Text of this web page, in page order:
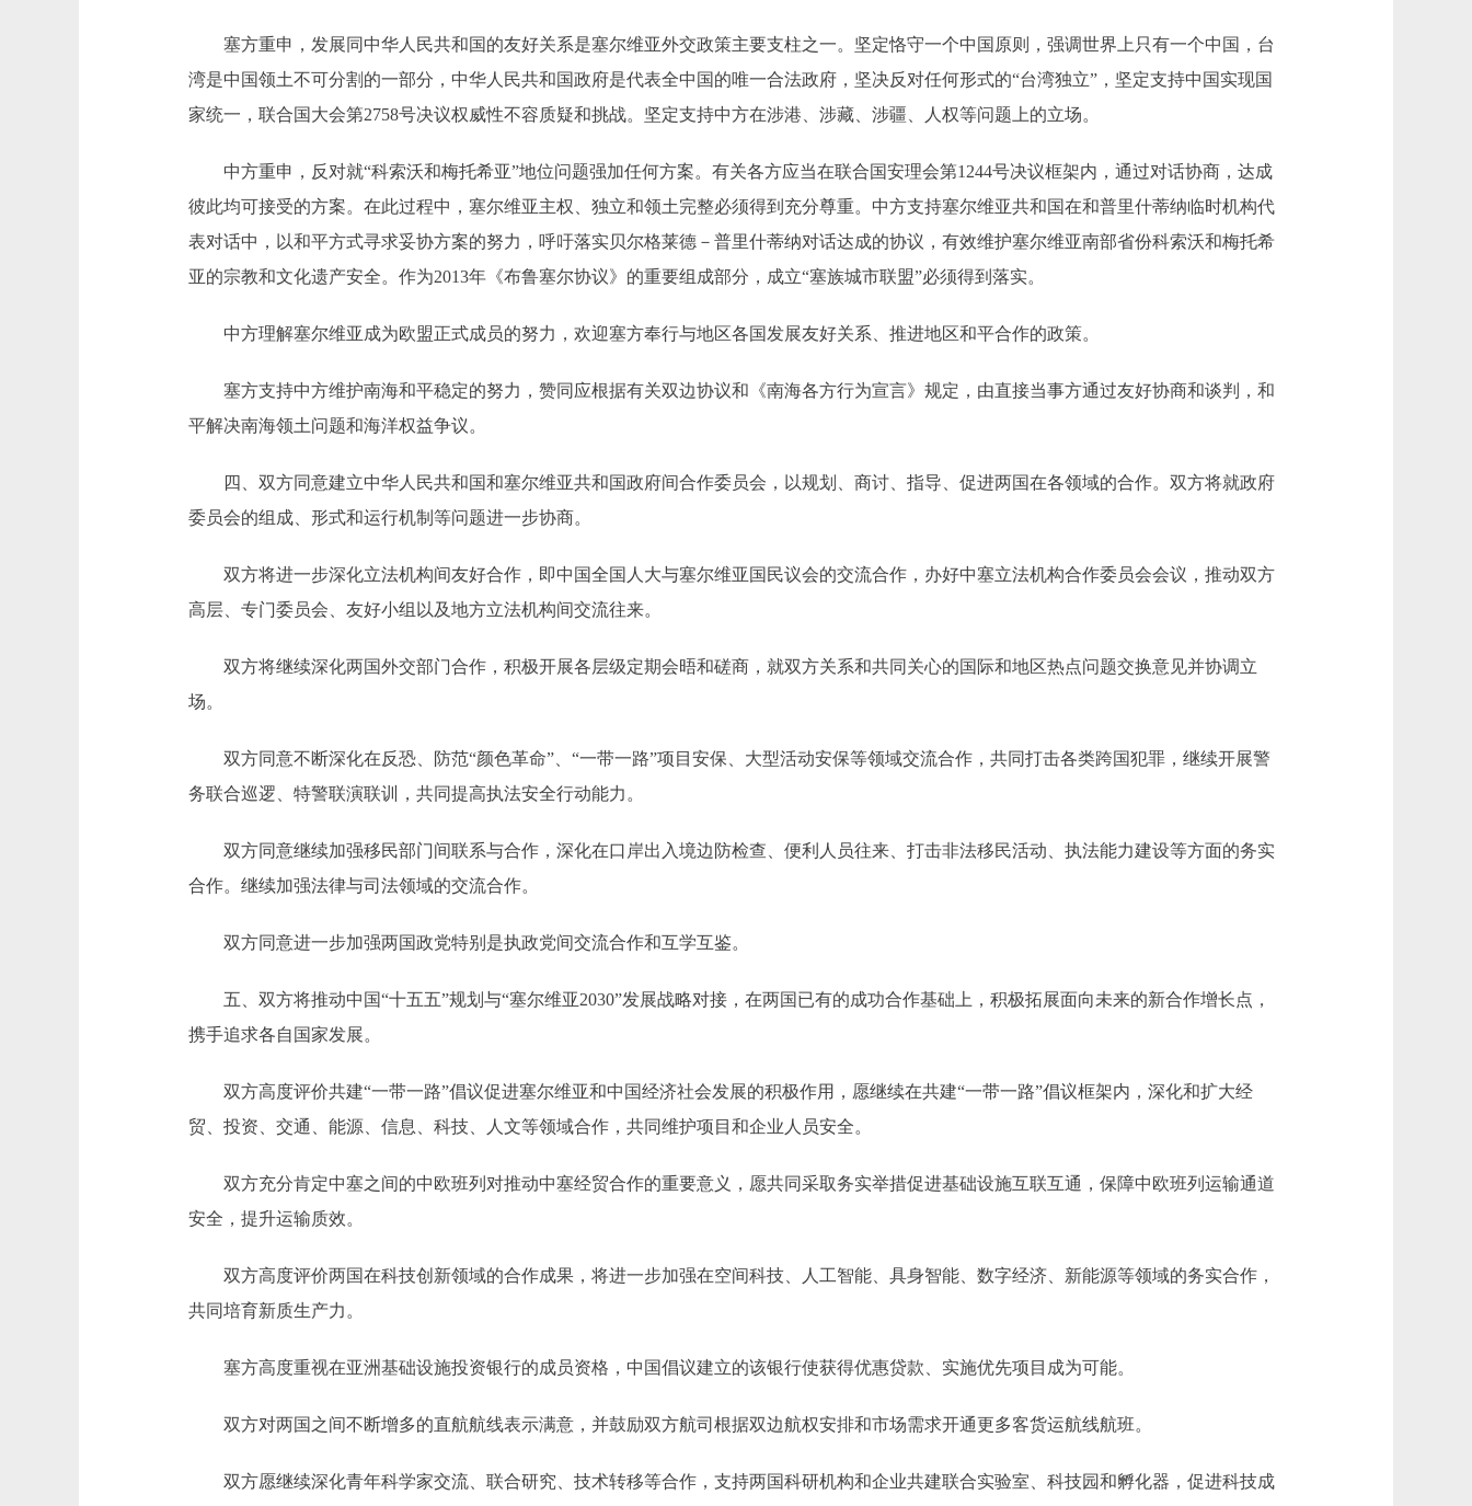
塞方重申，发展同中华人民共和国的友好关系是塞尔维亚外交政策主要支柱之一。坚定恪守一个中国原则，强调世界上只有一个中国，台
湾是中国领土不可分割的一部分，中华人民共和国政府是代表全中国的唯一合法政府，坚决反对任何形式的“台湾独立”，坚定支持中国实现国
家统一，联合国大会第2758号决议权威性不容质疑和挑战。坚定支持中方在涉港、涉藏、涉疆、人权等问题上的立场。
中方重申，反对就“科索沃和梅托希亚”地位问题强加任何方案。有关各方应当在联合国安理会第1244号决议框架内，通过对话协商，达成
彼此均可接受的方案。在此过程中，塞尔维亚主权、独立和领土完整必须得到充分尊重。中方支持塞尔维亚共和国在和普里什蒂纳临时机构代
表对话中，以和平方式寻求妥协方案的努力，呼吁落实贝尔格莱德－普里什蒂纳对话达成的协议，有效维护塞尔维亚南部省份科索沃和梅托希
亚的宗教和文化遗产安全。作为2013年《布鲁塞尔协议》的重要组成部分，成立“塞族城市联盟”必须得到落实。
中方理解塞尔维亚成为欧盟正式成员的努力，欢迎塞方奉行与地区各国发展友好关系、推进地区和平合作的政策。
塞方支持中方维护南海和平稳定的努力，赞同应根据有关双边协议和《南海各方行为宣言》规定，由直接当事方通过友好协商和谈判，和
平解决南海领土问题和海洋权益争议。
四、双方同意建立中华人民共和国和塞尔维亚共和国政府间合作委员会，以规划、商讨、指导、促进两国在各领域的合作。双方将就政府
委员会的组成、形式和运行机制等问题进一步协商。
双方将进一步深化立法机构间友好合作，即中国全国人大与塞尔维亚国民议会的交流合作，办好中塞立法机构合作委员会会议，推动双方
高层、专门委员会、友好小组以及地方立法机构间交流往来。
双方将继续深化两国外交部门合作，积极开展各层级定期会晤和磋商，就双方关系和共同关心的国际和地区热点问题交换意见并协调立
场。
双方同意不断深化在反恐、防范“颜色革命”、“一带一路”项目安保、大型活动安保等领域交流合作，共同打击各类跨国犯罪，继续开展警
务联合巡逻、特警联演联训，共同提高执法安全行动能力。
双方同意继续加强移民部门间联系与合作，深化在口岸出入境边防检查、便利人员往来、打击非法移民活动、执法能力建设等方面的务实
合作。继续加强法律与司法领域的交流合作。
双方同意进一步加强两国政党特别是执政党间交流合作和互学互鉴。
五、双方将推动中国“十五五”规划与“塞尔维亚2030”发展战略对接，在两国已有的成功合作基础上，积极拓展面向未来的新合作增长点，
携手追求各自国家发展。
双方高度评价共建“一带一路”倡议促进塞尔维亚和中国经济社会发展的积极作用，愿继续在共建“一带一路”倡议框架内，深化和扩大经
贸、投资、交通、能源、信息、科技、人文等领域合作，共同维护项目和企业人员安全。
双方充分肯定中塞之间的中欧班列对推动中塞经贸合作的重要意义，愿共同采取务实举措促进基础设施互联互通，保障中欧班列运输通道
安全，提升运输质效。
双方高度评价两国在科技创新领域的合作成果，将进一步加强在空间科技、人工智能、具身智能、数字经济、新能源等领域的务实合作，
共同培育新质生产力。
塞方高度重视在亚洲基础设施投资银行的成员资格，中国倡议建立的该银行使获得优惠贷款、实施优先项目成为可能。
双方对两国之间不断增多的直航航线表示满意，并鼓励双方航司根据双边航权安排和市场需求开通更多客货运航线航班。
双方愿继续深化青年科学家交流、联合研究、技术转移等合作，支持两国科研机构和企业共建联合实验室、科技园和孵化器，促进科技成